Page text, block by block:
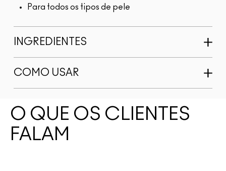
Para todos os tipos de pele
INGREDIENTES
COMO USAR
O QUE OS CLIENTES
FALAM